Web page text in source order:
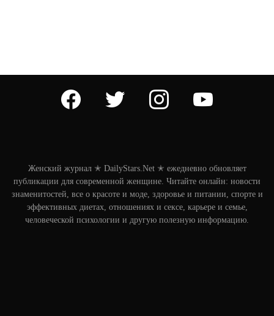
facebook twitter instagram
Женский журнал ✭ DailyStars.Net ✭ ежедневно обновляет
публикации для современной женщине. Читайте онлайн: новости
знаменитостей, все о красоте и моде, здоровье и питании, спорте и
эффективных диетах, отношениях и сексе, карьере и семье,
человеческой психологии и другую полезную информацию.